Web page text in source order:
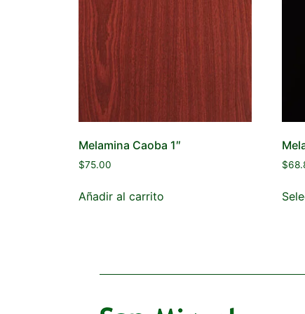
Melamina Caoba 1″
$75.00
Añadir al carrito
$